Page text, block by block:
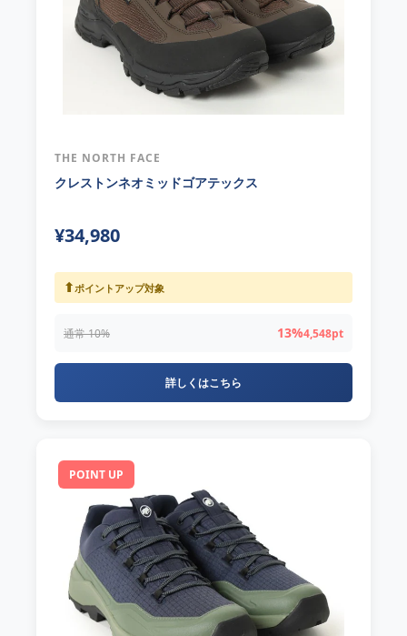
THE NORTH FACE
クレストンネオミッドゴアテックス
¥34,980
⬆ ポイントアップ対象
通常 10% 13%4,548pt
詳しくはこちら
POINT UP